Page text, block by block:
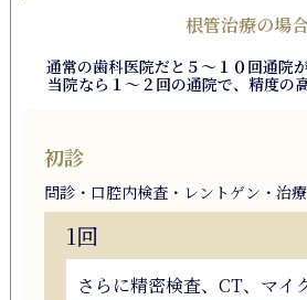
根管治療の場
通常の歯科医院だと５〜１０回通院
当院なら１〜２回の通院で、精度の
初診
問診 口腔内検査 レントゲン 治
1回
さらに精密検査、CT、マイ